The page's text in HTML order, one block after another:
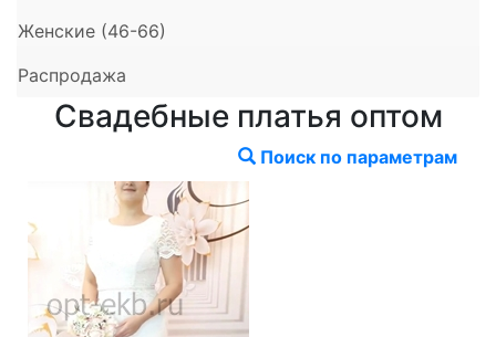
Женские (46-66)
Распродажа
Свадебные платья оптом
Поиск по параметрам